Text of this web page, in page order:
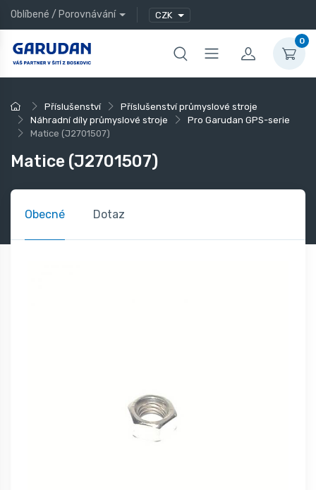
Oblíbené / Porovnávání CZK
0
Příslušenství
Příslušenství průmyslové stroje
Náhradní díly průmyslové stroje
Pro Garudan GPS-serie
Matice (J2701507)
Matice (J2701507)
Obecné Dotaz